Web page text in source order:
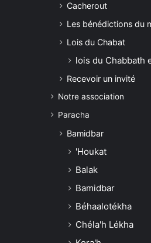
Cacherout
Les bénédictions du
Lois du Chabat
lois du Chabbath
Recevoir un invité
Notre association
Paracha
Bamidbar
'Houkat
Balak
Bamidbar
Béhaalotékha
Chéla'h Lékha